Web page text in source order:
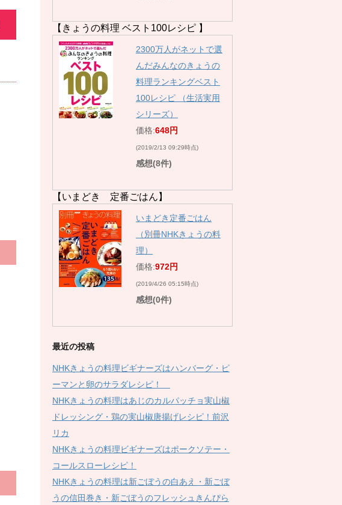
【きょうの料理 ベスト100レシピ 】
2300万人がネットで選
んだみんなのきょうの
料理ランキングベスト
100レシピ （生活実用
シリーズ）
価格:648円
(2019/2/13 09:29時点)
感想(8件)
【いまどき 定番ごはん】
いまどき定番ごはん
（別冊NHKきょうの料
理）
価格:972円
(2019/4/26 05:15時点)
感想(0件)
最近の投稿
NHKきょうの料理ビギナーズはハンバーグ・ピ
ーマンと卵のサラダレシピ！
NHKきょうの料理はあじのカルパッチョ実山椒
ドレッシング・鶏の実山椒唐揚げレシピ！前沢
リカ
NHKきょうの料理ビギナーズはポークソテー・
コールスローレシピ！
NHKきょうの料理は新ごぼうの白あえ・新ごぼ
うの信田巻き・新ごぼうのフレッシュきんぴら